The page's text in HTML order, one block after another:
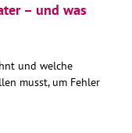
– und was
und welche
musst, um Fehler